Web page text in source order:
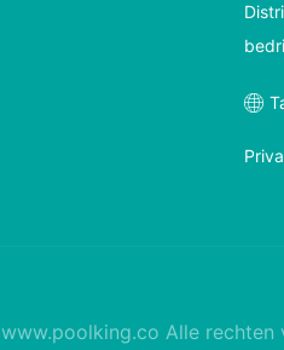
www.poolking.co Alle rechten